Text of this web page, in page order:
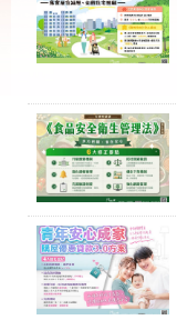
導
覽
頁
English
民
意
信
見
語